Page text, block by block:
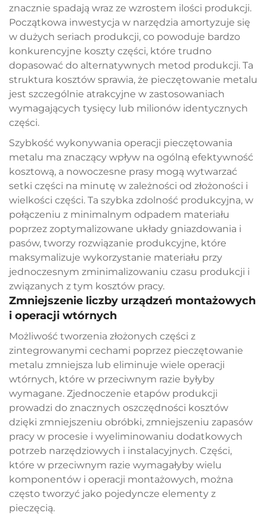
znacznie spadają wraz ze wzrostem ilości produkcji.
Początkowa inwestycja w narzędzia amortyzuje się
w dużych seriach produkcji, co powoduje bardzo
konkurencyjne koszty części, które trudno
dopasować do alternatywnych metod produkcji. Ta
struktura kosztów sprawia, że pieczętowanie metalu
jest szczególnie atrakcyjne w zastosowaniach
wymagających tysięcy lub milionów identycznych
części.
Szybkość wykonywania operacji pieczętowania
metalu ma znaczący wpływ na ogólną efektywność
kosztową, a nowoczesne prasy mogą wytwarzać
setki części na minutę w zależności od złożoności i
wielkości części. Ta szybka zdolność produkcyjna, w
połączeniu z minimalnym odpadem materiału
poprzez zoptymalizowane układy gniazdowania i
pasów, tworzy rozwiązanie produkcyjne, które
maksymalizuje wykorzystanie materiału przy
jednoczesnym zminimalizowaniu czasu produkcji i
związanych z tym kosztów pracy.
Zmniejszenie liczby urządzeń montażowych
i operacji wtórnych
Możliwość tworzenia złożonych części z
zintegrowanymi cechami poprzez pieczętowanie
metalu zmniejsza lub eliminuje wiele operacji
wtórnych, które w przeciwnym razie byłyby
wymagane. Zjednoczenie etapów produkcji
prowadzi do znacznych oszczędności kosztów
dzięki zmniejszeniu obróbki, zmniejszeniu zapasów
pracy w procesie i wyeliminowaniu dodatkowych
potrzeb narzędziowych i instalacyjnych. Części,
które w przeciwnym razie wymagałyby wielu
komponentów i operacji montażowych, można
często tworzyć jako pojedyncze elementy z
pieczęcią.